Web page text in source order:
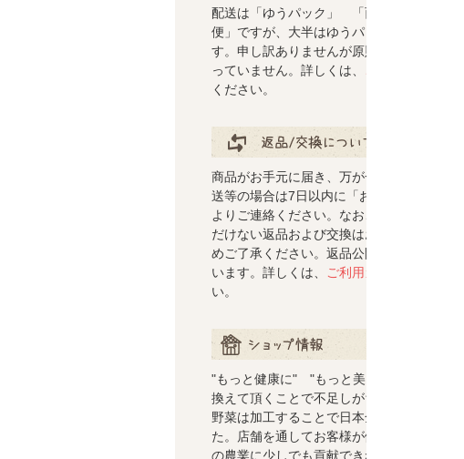
配送について
配送は「ゆうパック」 「西濃運輸のカンガ
便」ですが、大半はゆうパックの配送となり
す。申し訳ありませんが原則配送会社の指定
っていません。詳しくは、
ください。
返品/交換について
商品がお手元に届き、万が一、汚損・不良品
送等の場合は7日以内に「お問い合わせ」ペ
よりご連絡ください。なお、事前にご連絡を
だけない返品および交換はお受けできません
めご了承ください。返品公開できない商品も
います。詳しくは、
ご利用ガイド
い。
ショップ情報
"もっと健康に" "もっと美しく" "もっと野
換えて頂くことで不足しがちな野菜を手軽
野菜は加工することで日本全国で美味しく
た。店舗を通してお客様が健康で楽しい食
の農業に少しでも貢献できればという思い